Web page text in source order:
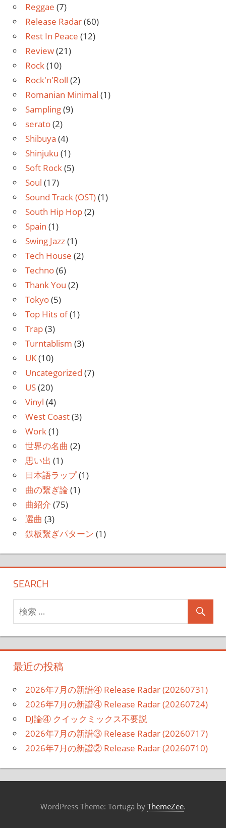
Reggae (7)
Release Radar(60)
Rest In Peace (12)
Review(21)
Rock(10)
Rock'n'Roll (2)
Romanian Minimal (1)
Sampling(9)
serato(2)
Shibuya (4)
Shinjuku (1)
Soft Rock(5)
Soul (17)
Sound Track (OST)(1)
South Hip Hop(2)
Spain (1)
Swing Jazz(1)
Tech House (2)
Techno(6)
Thank You (2)
Tokyo(5)
Top Hits of(1)
Trap(3)
Turntablism (3)
UK(10)
Uncategorized (7)
US(20)
Vinyl (4)
West Coast(3)
Work(1)
世界の名曲 (2)
思い出 (1)
日本語ラップ(1)
曲の繋ぎ論 (1)
曲紹介 (75)
選曲 (3)
鉄板繋ぎパターン (1)
SEARCH
最近の投稿
2026年7月の新譜④ Release Radar (20260731)
2026年7月の新譜④ Release Radar (20260724)
DJ論④ クイックミックス不要説
2026年7月の新譜③ Release Radar (20260717)
2026年7月の新譜② Release Radar (20260710)
WordPress Theme: Tortuga by ThemeZee.